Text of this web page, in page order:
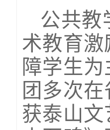
公共教
术教育
障学生
团多次
获泰山